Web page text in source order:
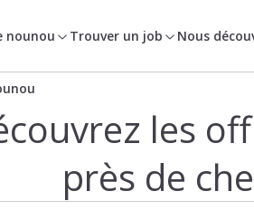
nounou Trouver un job Nous
les
près de